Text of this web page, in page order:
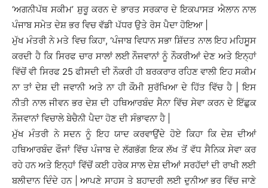
‘ਅਗਨੀਪੱਥ ਸਕੀਮ’ ਸ਼ੁਰੂ ਕਰਨ ਦੇ ਭਾਰਤ ਸਰਕਾਰ ਦੇ ਇਕਪਾਸੜ ਐਲਾਨ ਨਾਲ
ਪੰਜਾਬ ਸਮੇਤ ਦੇਸ਼ ਭਰ ਵਿਚ ਵੱਡੀ ਪੱਧਰ ਉਤੇ ਰੋਸ ਪੈਦਾ ਹੋਇਆ |
ਮੁੱਖ ਮੰਤਰੀ ਨੇ ਮਤੇ ਵਿਚ ਕਿਹਾ, ‘ਪੰਜਾਬ ਵਿਧਾਨ ਸਭਾ ਸ਼ਿੱਦਤ ਨਾਲ ਇਹ ਮਹਿਸੂਸ
ਕਰਦੀ ਹੈ ਕਿ ਸਿਰਫ ਚਾਰ ਸਾਲਾਂ ਲਈ ਨੌਜਵਾਨਾਂ ਨੂੰ ਨੌਕਰੀਆਂ ਦੇਣ ਅਤੇ ਇਨ੍ਹਾਂ
ਵਿੱਚੋਂ ਵੀ ਸਿਰਫ 25 ਫੀਸਦੀ ਦੀ ਨੌਕਰੀ ਹੀ ਬਰਕਰਾਰ ਰਹਿਣ ਵਾਲੀ ਇਹ ਸਕੀਮ
ਨਾ ਤਾਂ ਦੇਸ਼ ਦੀ ਜਵਾਨੀ ਅਤੇ ਨਾ ਹੀ ਕੌਮੀ ਸੁਰੱਖਿਆ ਦੇ ਹਿੱਤ ਵਿੱਚ ਹੈ | ਇਸ
ਨੀਤੀ ਨਾਲ ਜੀਵਨ ਭਰ ਦੇਸ਼ ਦੀ ਹਥਿਆਰਬੰਦ ਸੈਨਾ ਵਿੱਚ ਸੇਵਾ ਕਰਨ ਦੇ ਇੱਛੁਕ
ਨੌਜਵਾਨਾਂ ਵਿਚਾਲੇ ਬੇਚੈਨੀ ਪੈਦਾ ਹੋਣ ਦੀ ਸੰਭਾਵਨਾ ਹੈ |
ਮੁੱਖ ਮੰਤਰੀ ਨੇ ਸਦਨ ਨੂੰ ਇਹ ਯਾਦ ਕਰਵਾਉਂਦੇ ਹੋਏ ਕਿਹਾ ਕਿ ਦੇਸ਼ ਦੀਆਂ
ਹਥਿਆਰਬੰਦ ਫੌਜਾਂ ਵਿੱਚ ਪੰਜਾਬ ਦੇ ਲੱਗਭੱਗ ਇਕ ਲੱਖ ਤੋਂ ਵੱਧ ਸੈਨਿਕ ਸੇਵਾ ਕਰ
ਰਹੇ ਹਨ ਅਤੇ ਇਨ੍ਹਾਂ ਵਿੱਚੋਂ ਕਈ ਹਰੇਕ ਸਾਲ ਦੇਸ਼ ਦੀਆਂ ਸਰਹੱਦਾਂ ਦੀ ਰਾਖੀ ਲਈ
ਬਲੀਦਾਨ ਦਿੰਦੇ ਹਨ | ਆਪਣੇ ਸਾਹਸ ਤੇ ਬਹਾਦਰੀ ਲਈ ਦੁਨੀਆ ਭਰ ਵਿੱਚ ਜਾਣੇ